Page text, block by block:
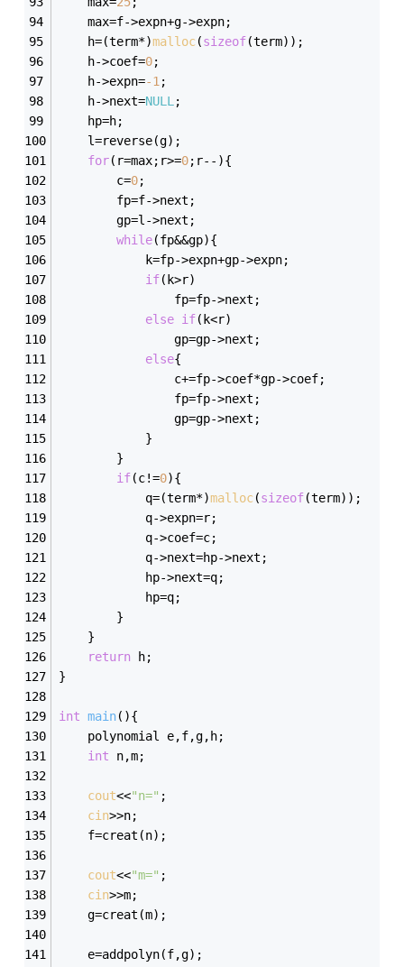
	max=f->expn+g->expn;
	h=(term*)
malloc(sizeof(term));
	h->coef=
0;
	h->expn=
-1 ;
	h->next=
NULL ;
	hp=h;
	l=reverse(g);
for(r=max;r>=0;r--){
		c=
0;
		fp=f->next;
		gp=l->next;
while(fp&&gp){
			k=fp->expn+gp->expn;
if(k>r)
				fp=fp->next;
else if(k<r)
				gp=gp->next;
else{
				c+=fp->coef*gp->coef;
				fp=fp->next;
				gp=gp->next;
			}
		}
if(c!=0){
			q=(term*)
malloc(sizeof(term));
			q->expn=r;
			q->coef=c;
			q->next=hp->next;
			hp->next=q;
			hp=q;
		}
	}
return h;
}
int main(){
	polynomial e,f,g,h;
int n,m;
cout<<"n=" ;
cin>>n;
	f=creat(n);
cout<<"m=" ;
cin>>m;
	g=creat(m);
	e=addpolyn(f,g);